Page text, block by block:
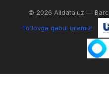
© 2026 Alldata.uz —
To'lovga qabul qilamiz!